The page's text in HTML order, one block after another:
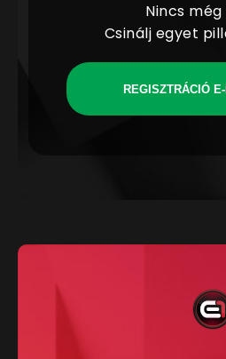
Nincs
Csinálj egyet
REGISZTRÁCIÓ